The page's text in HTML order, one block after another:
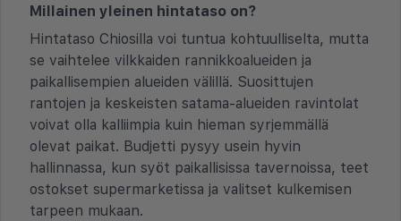
Millainen yleinen hintataso on?
Hintataso Chiosilla voi tuntua kohtuulliselta, mutta
se vaihtelee vilkkaiden rannikkoalueiden ja
paikallisempien alueiden välillä. Suosittujen
rantojen ja keskeisten satama-alueiden ravintolat
voivat olla kalliimpia kuin hieman syrjemmällä
olevat paikat. Budjetti pysyy usein hyvin
hallinnassa, kun syöt paikallisissa tavernoissa, teet
ostokset supermarketissa ja valitset kulkemisen
tarpeen mukaan.